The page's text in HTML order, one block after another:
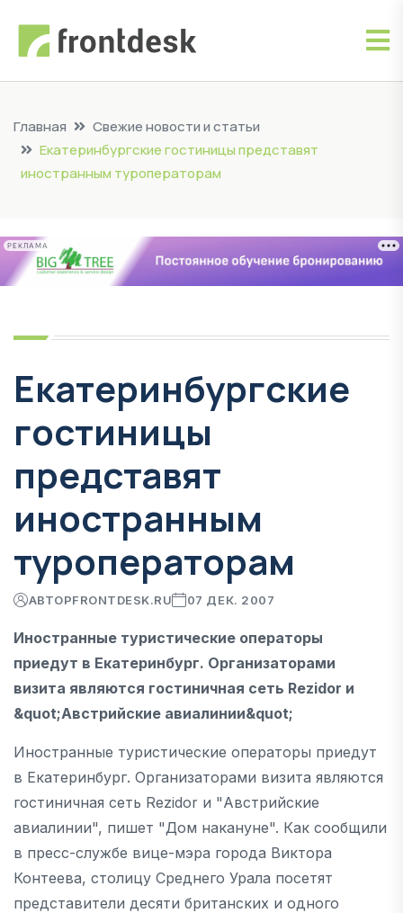
Главная
Свежие новости и статьи
Екатеринбургские гостиницы представят
иностранным туроператорам
РЕКЛАМА
Екатеринбургские
гостиницы
представят
иностранным
туроператорам
АВТОРFRONTDESK.RU 07 ДЕК. 2007
Иностранные туристические операторы
приедут в Екатеринбург. Организаторами
визита являются гостиничная сеть Rezidor и
&quot;Австрийские авиалинии&quot;
Иностранные туристические операторы приедут
в Екатеринбург. Организаторами визита являются
гостиничная сеть Rezidor и "Австрийские
авиалинии", пишет "Дом накануне". Как сообщили
в пресс-службе вице-мэра города Виктора
Контеева, столицу Среднего Урала посетят
представители десяти британских и одного